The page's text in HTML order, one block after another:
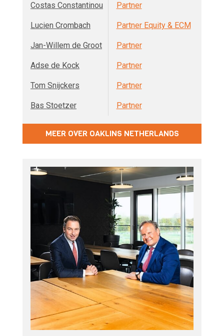
Costas Constantinou Partner
Lucien Crombach Partner Equity & ECM
Jan-Willem de Groot Partner
Adse de Kock Partner
Tom Snijckers Partner
Bas Stoetzer Partner
MEER OVER OAKLINS NETHERLANDS